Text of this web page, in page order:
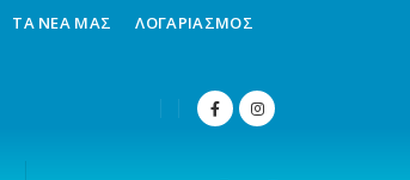
ΤΑ ΝΈΑ ΜΑΣ ΛΟΓΑΡΙΑΣΜΌΣ